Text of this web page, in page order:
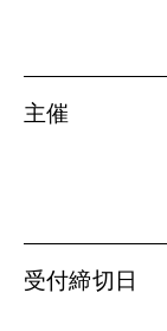
主催
受付締切日